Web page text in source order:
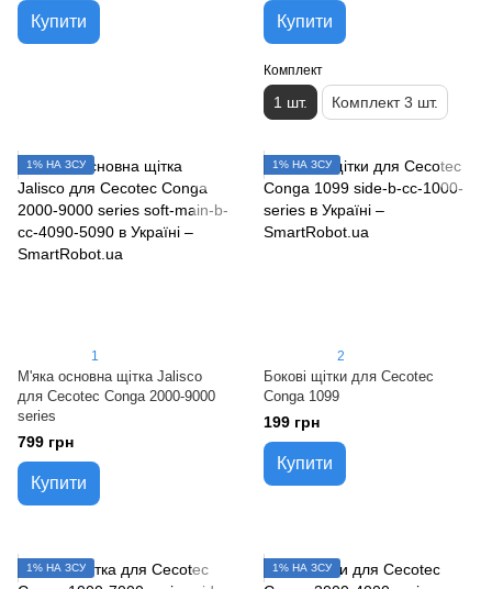
Купити Купити
Комплект
1 шт. Комплект 3 шт.
1% НА ЗСУ
1
М'яка основна щітка Jalisco
для Cecotec Conga 2000-9000
series
799 грн
Купити
1% НА ЗСУ
2
Бокові щітки для Cecotec
Conga 1099
199 грн
Купити
1% НА ЗСУ 1% НА ЗСУ